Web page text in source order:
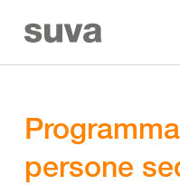
persone